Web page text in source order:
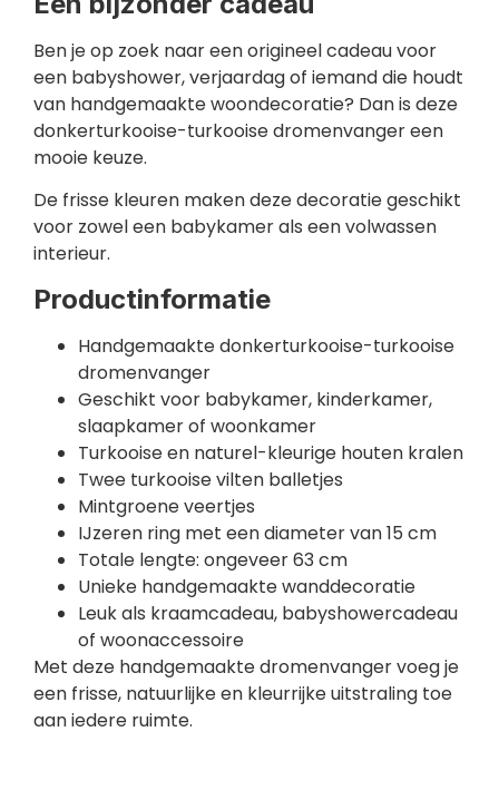
Ben je op zoek naar een origineel cadeau voor
een babyshower, verjaardag of iemand die houdt
van handgemaakte woondecoratie? Dan is deze
donkerturkooise-turkooise dromenvanger een
mooie keuze.
De frisse kleuren maken deze decoratie geschikt
voor zowel een babykamer als een volwassen
interieur.
Productinformatie
Handgemaakte donkerturkooise-turkooise
dromenvanger
Geschikt voor babykamer, kinderkamer,
slaapkamer of woonkamer
Turkooise en naturel-kleurige houten kralen
Twee turkooise vilten balletjes
Mintgroene veertjes
IJzeren ring met een diameter van 15 cm
Totale lengte: ongeveer 63 cm
Unieke handgemaakte wanddecoratie
Leuk als kraamcadeau, babyshowercadeau
of woonaccessoire
Met deze handgemaakte dromenvanger voeg je
een frisse, natuurlijke en kleurrijke uitstraling toe
aan iedere ruimte.